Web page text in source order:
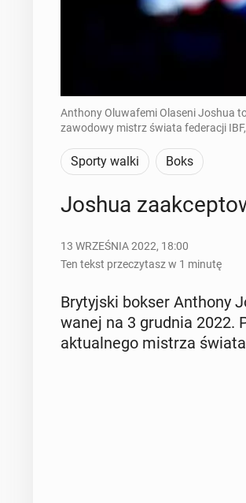
Anthony Oluwafemi Olaseni Joshua
zawodowy mistrz świata federacji
Sporty walki Boks
Joshua
13 WRZEŚNIA 2022, 18:00
Ten tekst przeczytasz w 1 minutę
Bry­tyj­ski bokser Anthony
wa­nej na 3 grudnia 2022.
ak­tu­al­ne­go mistrza